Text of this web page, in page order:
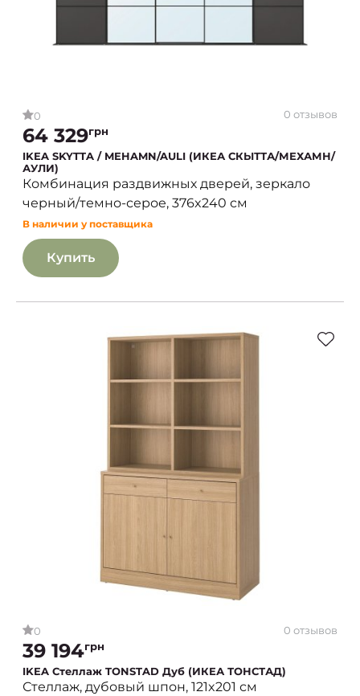
0 0 отзывов
64 329грн
IKEA SKYTTA / MEHAMN/AULI (ИКЕА СКЫТТА/МЕХАМН/
АУЛИ)
Комбинация раздвижных дверей, зеркало
черный/темно-серое, 376x240 см
В наличии у поставщика
Купить
0 0 отзывов
39 194грн
IKEA Стеллаж TONSTAD Дуб (ИКЕА ТОНСТАД)
Стеллаж, дубовый шпон, 121x201 см